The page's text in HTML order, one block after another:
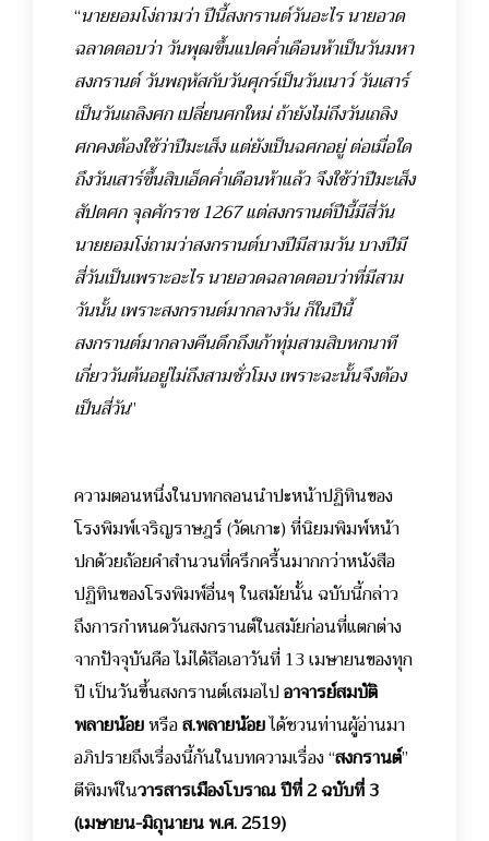
“นายยอมโง่ถามว่า ปีนี้สงกรานต์วันอะไร นายอวด
ฉลาดตอบว่า วันพุฒขึ้นแปดค่ำเดือนห้าเป็นวันมหา
สงกรานต์ วันพฤหัสกับวันศุกร์เป็นวันเนาว์ วันเสาร์
เป็นวันเถลิงศก เปลี่ยนศกใหม่ ถ้ายังไม่ถึงวันเถลิง
ศกคงต้องใช้ว่าปีมะเส็ง แต่ยังเป็นฉศกอยู่ ต่อเมื่อใด
ถึงวันเสาร์ขึ้นสิบเอ็ดค่ำเดือนห้าแล้ว จึงใช้ว่าปีมะเส็ง
สัปตศก จุลศักราช 1267 แต่สงกรานต์ปีนี้มีสี่วัน
นายยอมโง่ถามว่าสงกรานต์บางปีมีสามวัน บางปีมี
สี่วันเป็นเพราะอะไร นายอวดฉลาดตอบว่าที่มีสาม
วันนั้น เพราะสงกรานต์มากลางวัน ก็ในปีนี้
สงกรานต์มากลางคืนดึกถึงเก้าทุ่มสามสิบหกนาที
เกี่ยววันต้นอยู่ไม่ถึงสามชั่วโมง เพราะฉะนั้นจึงต้อง
เป็นสี่วัน”
ความตอนหนึ่งในบทกลอนนำปะหน้าปฏิทินของ
โรงพิมพ์เจริญราษฎร์ (วัดเกาะ) ที่นิยมพิมพ์หน้า
ปกด้วยถ้อยคำสำนวนที่ครึกครื้นมากกว่าหนังสือ
ปฏิทินของโรงพิมพ์อื่นๆ ในสมัยนั้น ฉบับนี้กล่าว
ถึงการกำหนดวันสงกรานต์ในสมัยก่อนที่แตกต่าง
จากปัจจุบันคือ ไม่ได้ถือเอาวันที่ 13 เมษายนของทุก
ปี เป็นวันขึ้นสงกรานต์เสมอไปอาจารย์สมบัติ
พลายน้อยหรือส.พลายน้อยได้ชวนท่านผู้อ่านมา
อภิปรายถึงเรื่องนี้กันในบทความเรื่อง “สงกรานต์”
ตีพิมพ์ในวารสารเมืองโบราณ ปีที่2 ฉบับที่ 3
(เมษายน-มิถุนายน พ.ศ. 2519)